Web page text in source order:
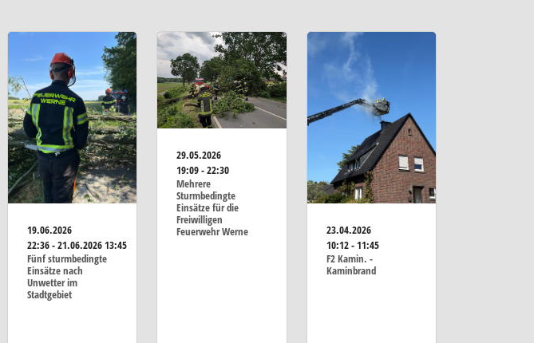
19.06.2026
22:36 - 21.06.2026 13:45
Fünf sturmbedingte
Einsätze nach
Unwetter im
Stadtgebiet
29.05.2026
19:09 - 22:30
Mehrere
Sturmbedingte
Einsätze für die
Freiwilligen
Feuerwehr Werne
23.04.2026
10:12 - 11:45
F2 Kamin. -
Kaminbrand